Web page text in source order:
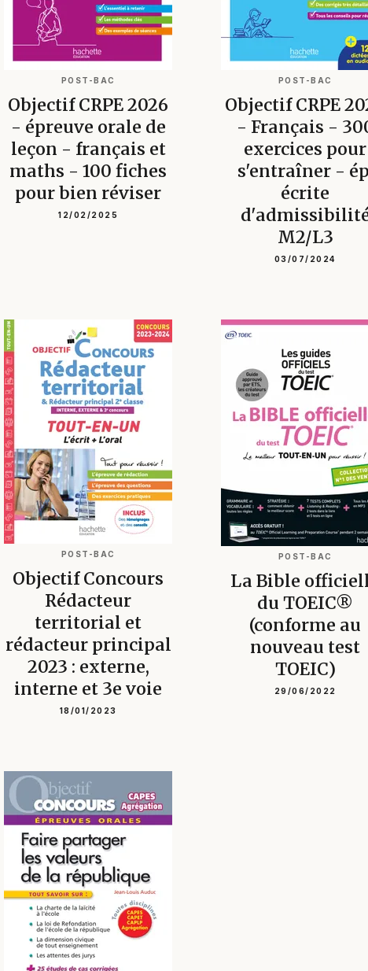
POST-BAC
Objectif CRPE 2026
- épreuve orale de
leçon - français et
maths - 100 fiches
pour bien réviser
12/02/2025
POST-BAC
Objectif CRPE
- Français -
exercices pour
s'entraîner -
écrite
M2/L3
03/07/2024
POST-BAC
Objectif Concours
Rédacteur
territorial et
rédacteur principal
2023 : externe,
interne et 3e voie
18/01/2023
POST-BAC
La Bible
du TOEIC®
(conforme au
nouveau test
TOEIC)
29/06/2022